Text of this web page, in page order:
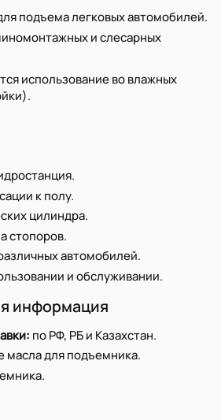
подъема легковых автомобилей.
и слесарных
использование во влажных
к полу.
цилиндра.
стопоров.
автомобилей.
и обслуживании.
информация
по РФ, РБ и Казахстан.
для подъемника.